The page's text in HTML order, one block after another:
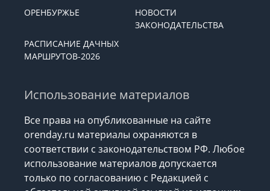
ОРЕНБУРЖЬЕ
НОВОСТИ
ЗАКОНОДАТЕЛЬСТВА
РАСПИСАНИЕ ДАЧНЫХ
МАРШРУТОВ-2026
Использование материалов
Все права на опубликованные на сайте
orenday.ru материалы охраняются в
соответствии с законодательством РФ. Любое
использование материалов допускается
только по согласованию с Редакцией с